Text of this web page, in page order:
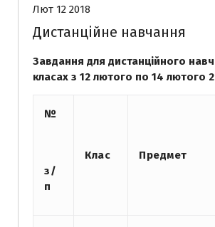
Лют 12 2018
Дистанційне навчання
Завдання для дистанційного
класах з 12 лютого по 14 лютого
№
з/
п
Клас Предмет